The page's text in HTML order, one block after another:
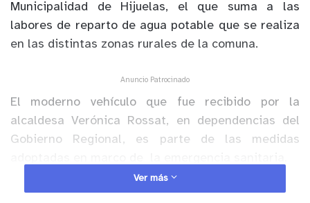
Municipalidad de Hijuelas, el que suma a las
labores de reparto de agua potable que se realiza
en las distintas zonas rurales de la comuna.
Anuncio Patrocinado
El moderno vehículo que fue recibido por la
alcaldesa Verónica Rossat, en dependencias del
Gobierno Regional, es parte de las medidas
El nuevo camión aljibe, que se suma al
Ver más